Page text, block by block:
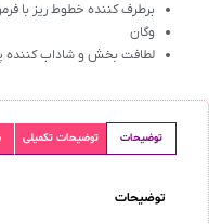
برطرف کننده خطوط ریز با
وگان
لطافت بخش و شاداب
توضیحات توضیحات تکمیلی
توضیحات